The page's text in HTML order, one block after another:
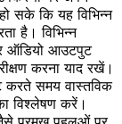
सके कि यह विभिन्न
है। विभिन्न
ऑडियो आउटपुट
करना याद रखें।
समय वास्तविक
विश्लेषण करें।